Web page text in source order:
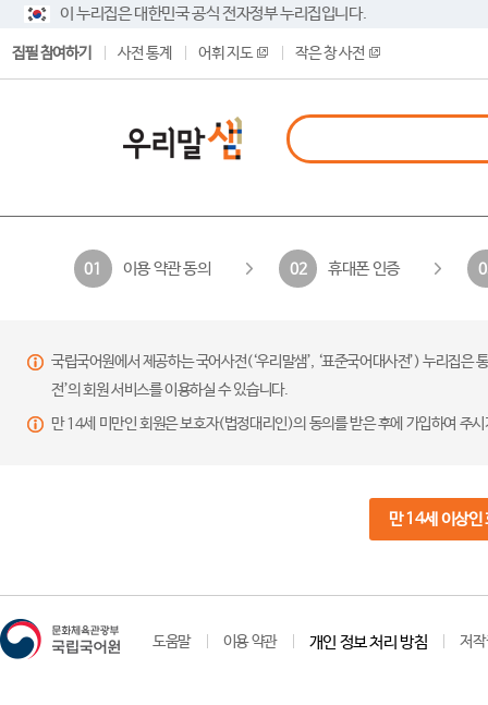
이 누리집은 대한민국 공식 전자정부 누리집입니다.
집필 참여하기 사전 통계 어휘 지도 작은 창 사전
01 이용 약관 동의 02 휴대폰 인증
국립국어원에서 제공하는 국어사전(‘우리말샘’, ‘표준국어대사전’) 누리집
전’의 회원 서비스를 이용하실 수 있습니다.
만 14세 미만인 회원은 보호자(법정대리인)의 동의를 받은 후에 가입하여 주
만 14세 이상인
도움말 이용 약관 개인 정보 처리 방침 저